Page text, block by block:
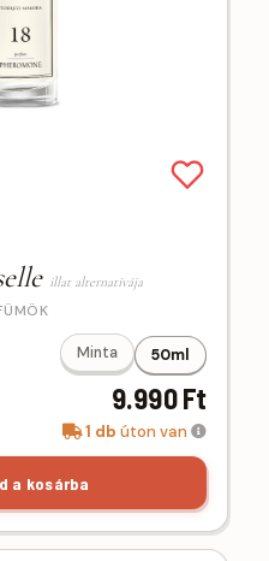
illat alternatívája
Minta 50ml
9.990 Ft
1 db úton van
a kosárba